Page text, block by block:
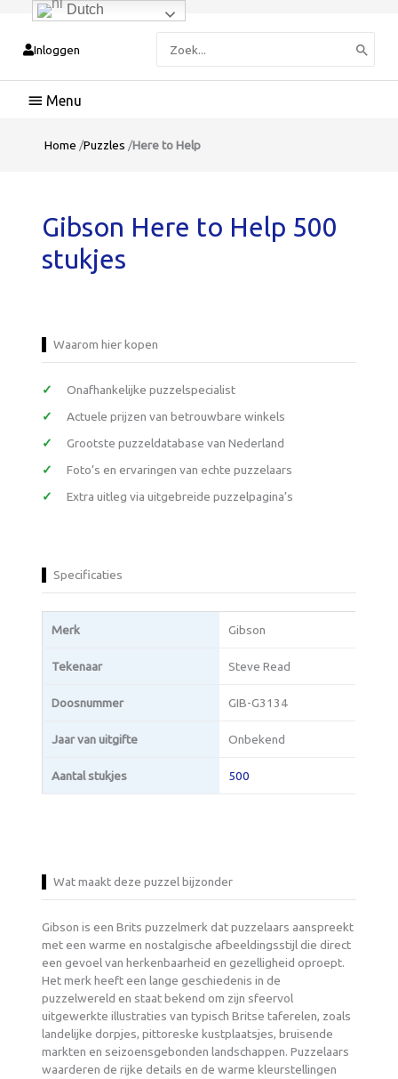
Inloggen
naar:
Hoofdmenu
Home /Puzzles /Here to Help
Gibson Here to Help 500
stukjes
Waarom hier kopen
Onafhankelijke puzzelspecialist
Actuele prijzen van betrouwbare winkels
Grootste puzzeldatabase van Nederland
Foto’s en ervaringen van echte puzzelaars
Extra uitleg via uitgebreide puzzelpagina’s
Specificaties
Merk Gibson
Tekenaar Steve Read
Doosnummer GIB-G3134
Jaar van uitgifte Onbekend
Aantal stukjes 500
Wat maakt deze puzzel bijzonder
Gibson is een Brits puzzelmerk dat puzzelaars aanspreekt
met een warme en nostalgische afbeeldingsstijl die direct
een gevoel van herkenbaarheid en gezelligheid oproept.
Het merk heeft een lange geschiedenis in de
puzzelwereld en staat bekend om zijn sfeervol
uitgewerkte illustraties van typisch Britse taferelen, zoals
landelijke dorpjes, pittoreske kustplaatsjes, bruisende
markten en seizoensgebonden landschappen. Puzzelaars
waarderen de rijke details en de warme kleurstellingen
Dutch